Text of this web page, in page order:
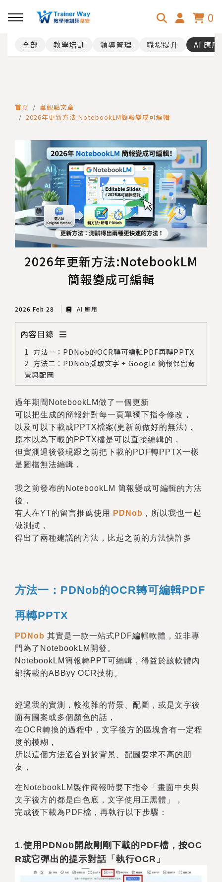
0
回主選單
TDL團隊領導力
職場人際溝通力
全部 教學培訓 領導管理 職場提升 AI 應用
首頁
韋觀點文章
2026年更新方法:NotebookLM簡報變成可編輯
2026年更新方法:NotebookLM
簡報變成可編輯
2026 Feb 28 AI 應用
內容目錄
方法一：PDNob的OCR轉可編輯PDF再轉PPTX
方法二：PDNob擷取文字 + Google 簡報保留背
景與配圖
過年期間NotebookLM做了一個更新
可以把生成的簡報針對每一頁單獨下指令修改，
以及可以下載成PPTX檔案(更新前做好的無法)，
原本以為下載的PPTX檔是可以直接編輯的，
但實測過後發現跟之前把下載的PDF轉PPTX一樣
是圖檔無法編輯，
我之前發布的NotebookLM 簡報變成可編輯的方法
後，
有人在YT的留言推薦使用
PDNob ，所以我也一起
做測試，
得出了兩種建議的方法，比起之前的方法快許多
方法一：PDNob的OCR轉可編輯PDF
再轉PPTX
PDNob 其實是一款一站式PDF編輯軟體，並非專
門為了NotebookLM開發。
NotebookLM簡報轉PPT可編輯，得益於該軟體內
部搭載的ABByy OCR技術。
經過我的實測， 較複雜的背景、配圖，或是文字後
面有圖案或多個顏色的話，
在OCR轉換的過程中，文字後方的區塊會有一定程
度的模糊 ，
所以這個方法適合對於背景、配圖要求不高的朋
友，
在NotebookLM製作簡報時要下指令「畫面中央與
文字後方的都是白色底，文字使用正黑體」，
完成後下載為PDF檔，再執行以下步驟：
1.使用PDNob開啟剛剛下載的PDF檔，按OC
R或它彈出的提示對話「執行OCR」